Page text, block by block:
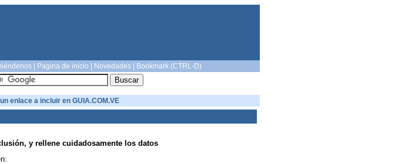
| Pagina de inicio Novedades| Bookmark (CTRL-D)
enlace a incluir en GUIA.COM.VE
y rellene cuidadosamente los datos